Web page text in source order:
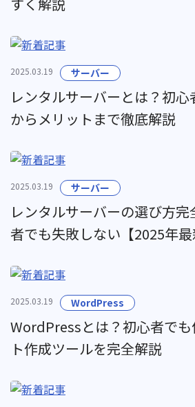
2025.03.19 サーバー
レンタルサーバーとは？初
からメリットまで徹底解説
2025.03.19 サーバー
レンタルサーバーの選び方
者でも失敗しない【2025年最
2025.03.19 WordPress
WordPressとは？初心者で
ト作成ツールを完全解説